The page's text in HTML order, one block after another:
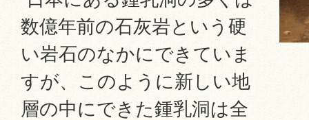
数億年前の石灰岩という硬
い岩石のなかにできていま
すが、このように新しい地
層の中にできた鍾乳洞は全